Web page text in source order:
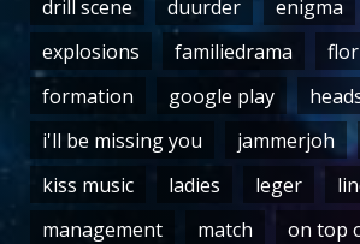
drill scene
duurder enigma
explosions
familiedrama
formation
google play
i'll be missing you
jammerjoh
kiss music
ladies leger
management
match on top